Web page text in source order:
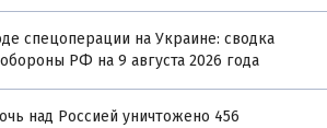
спецоперации на Украине: сводка
РФ на 9 августа 2026 года
над Россией уничтожено 456